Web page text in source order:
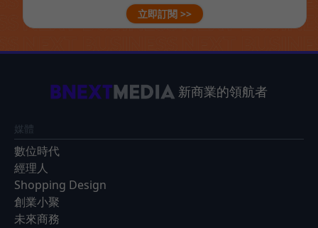
立即訂閱 >>
新商業的領航者
媒體
數位時代
經理人
Shopping Design
創業小聚
未來商務